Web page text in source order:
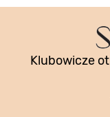
Klubowicze